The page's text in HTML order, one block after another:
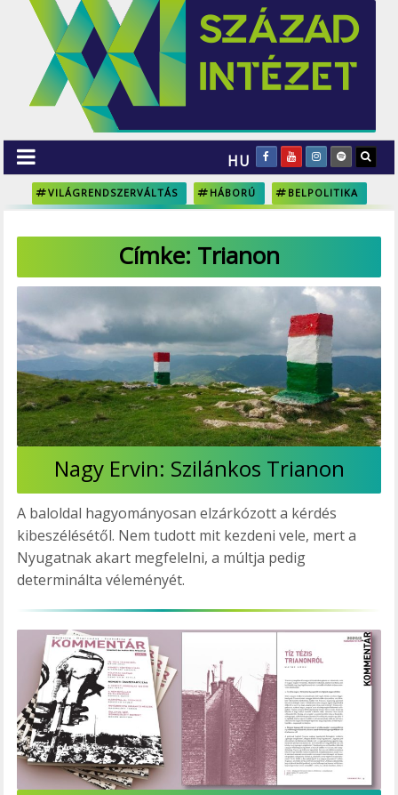
HU
VILÁGRENDSZERVÁLTÁS HÁBORÚ BELPOLITIKA
Címke: Trianon
Nagy Ervin: Szilánkos Trianon
A baloldal hagyományosan elzárkózott a kérdés
kibeszélésétől. Nem tudott mit kezdeni vele, mert a
Nyugatnak akart megfelelni, a múltja pedig
determinálta véleményét.